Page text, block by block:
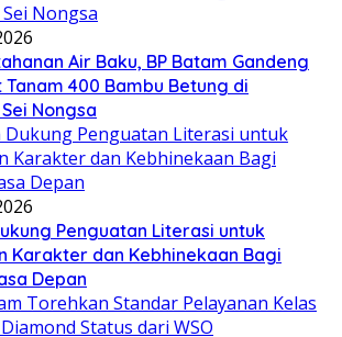
Air Baku, BP Batam Gandeng
400 Bambu Betung di
Nongsa
Penguatan Literasi untuk
Karakter dan Kebhinekaan Bagi
Depan